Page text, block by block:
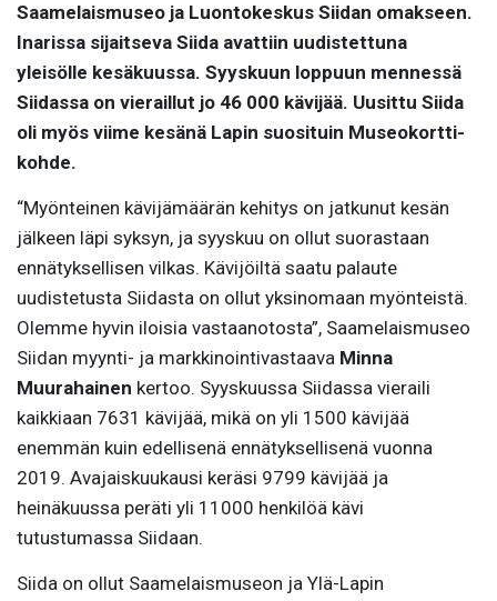
Saamelaismuseo ja Luontokeskus Siidan omakseen.
Inarissa sijaitseva Siida avattiin uudistettuna
yleisölle kesäkuussa. Syyskuun loppuun mennessä
Siidassa on vieraillut jo 46 000 kävijää. Uusittu Siida
oli myös viime kesänä Lapin suosituin Museokortti-
kohde.
“Myönteinen kävijämäärän kehitys on jatkunut kesän
jälkeen läpi syksyn, ja syyskuu on ollut suorastaan
ennätyksellisen vilkas. Kävijöiltä saatu palaute
uudistetusta Siidasta on ollut yksinomaan myönteistä.
Olemme hyvin iloisia vastaanotosta”, Saamelaismuseo
Siidan myynti- ja markkinointivastaava Minna
Muurahainen kertoo. Syyskuussa Siidassa vieraili
kaikkiaan 7631 kävijää, mikä on yli 1500 kävijää
enemmän kuin edellisenä ennätyksellisenä vuonna
2019. Avajaiskuukausi keräsi 9799 kävijää ja
heinäkuussa peräti yli 11000 henkilöä kävi
tutustumassa Siidaan.
Siida on ollut Saamelaismuseon ja Ylä-Lapin